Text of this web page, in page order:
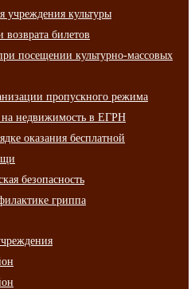
учреждения культуры
билетов
посещении культурно-массовых
пропускного режима
на недвижимость в ЕГРН
оказания бесплатной
безопасность
гриппа